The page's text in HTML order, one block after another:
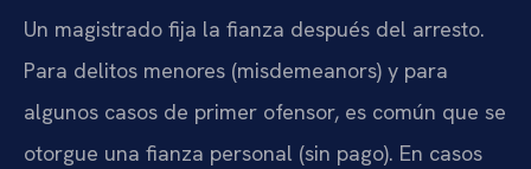
Un magistrado fija la fianza después del arresto.
Para delitos menores (misdemeanors) y para
algunos casos de primer ofensor, es común que se
otorgue una fianza personal (sin pago). En casos